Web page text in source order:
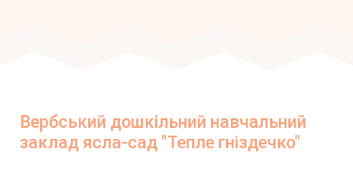
Вербський дошкільний навчальний
заклад ясла-сад "Тепле гніздечко"